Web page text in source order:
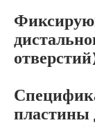
пластины